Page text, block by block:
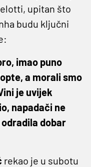
upitan što
budu ključni
imao puno
a morali smo
je uvijek
napadači ne
dobar
rekao je u subotu